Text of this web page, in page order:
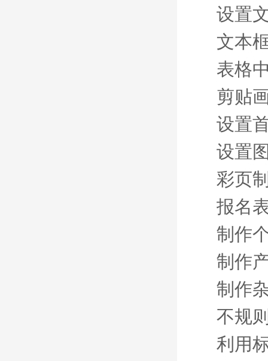
设置
文本
表格
剪贴
设置
设置
彩页
报名
制作
制作
制作
不规
利用